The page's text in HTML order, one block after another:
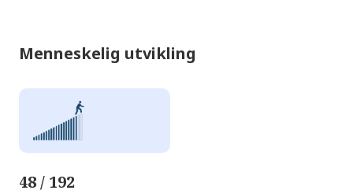
Menneskelig utvikling
48 / 192